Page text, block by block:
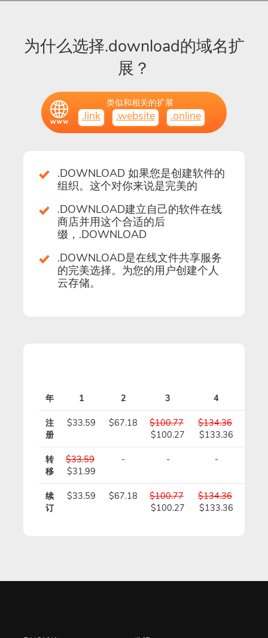
为什么选择.download的域名扩
展？
类似和相关的扩展
.link .website .online
.DOWNLOAD 如果您是创建软件的
组织。这个对你来说是完美的
.DOWNLOAD建立自己的软件在线
商店并用这个合适的后
缀，.DOWNLOAD
.DOWNLOAD是在线文件共享服务
的完美选择。为您的用户创建个人
云存储。
年 1 2 3 4
注
册
$33.59 $67.18
$100.77
$100.27
$134.36
$133.36
转
移
$33.59
$31.99
- - -
续
订
$33.59 $67.18
$100.77
$100.27
$134.36
$133.36